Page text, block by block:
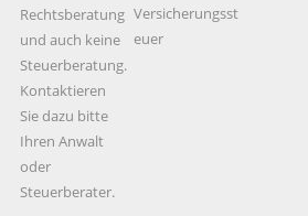
Rechtsberatung
und auch keine
Steuerberatung.
Kontaktieren
Sie dazu bitte
Ihren Anwalt
oder
Steuerberater.
Versicherungsst
euer